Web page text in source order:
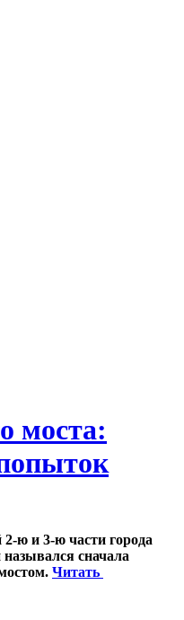
моста:
ю и 3-ю части города
сначала
Читать